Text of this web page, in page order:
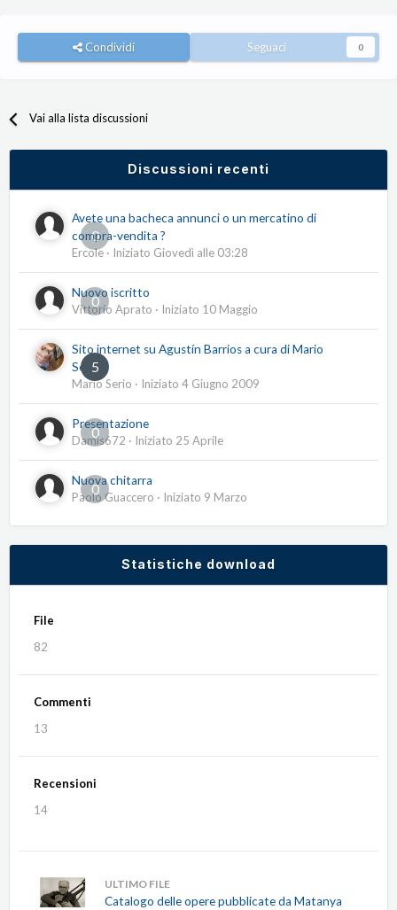
Condividi Seguaci 0
Vai alla lista discussioni
Discussioni recenti
0
Avete una bacheca annunci o un mercatino di
compra-vendita ?
Ercole · Iniziato Giovedì alle 03:28
0
Nuovo iscritto
Vittorio Aprato · Iniziato 10 Maggio
5
Sito internet su Agustín Barrios a cura di Mario
Serio
Mario Serio · Iniziato 4 Giugno 2009
0
Presentazione
Damis672 · Iniziato 25 Aprile
0
Nuova chitarra
Paolo Guaccero · Iniziato 9 Marzo
Statistiche download
File
82
Commenti
13
Recensioni
14
ULTIMO FILE
Catalogo delle opere pubblicate da Matanya